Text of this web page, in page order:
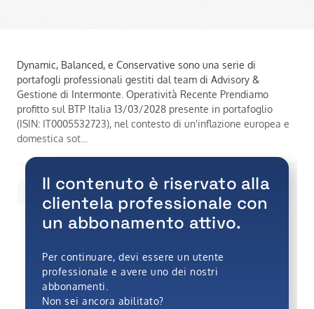
Dynamic, Balanced, e Conservative sono una serie di
portafogli professionali gestiti dal team di Advisory &
Gestione di Intermonte. Operatività Recente Prendiamo
profitto sul BTP Italia 13/03/2028 presente in portafoglio
(ISIN: IT0005532723), nel contesto di un'inflazione europea e
domestica sot…
A cura di • Diego Toffoli
Il contenuto è riservato alla
clientela professionale con
un abbonamento attivo.
Per continuare, devi essere un utente
professionale e avere uno dei nostri
abbonamenti.
Non sei ancora abilitato?